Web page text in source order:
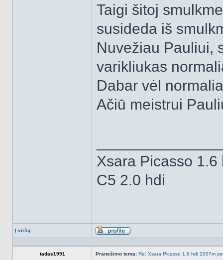
Taigi šitoj
susideda iš
Nuvežiau Pauliui,
varikliukas
Dabar vėl
Ačiū meistrui
Xsara Picasso 1.6
C5 2.0 hdi
Į viršų
Aprašymas
tadas1991 Pranešimo tema: Re: Xsara Picasso 1,6 hdi 2007m